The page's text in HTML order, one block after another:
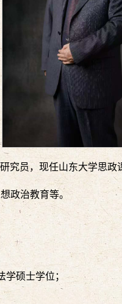
员，现任山东大学思政
政治教育等。
硕士学位；